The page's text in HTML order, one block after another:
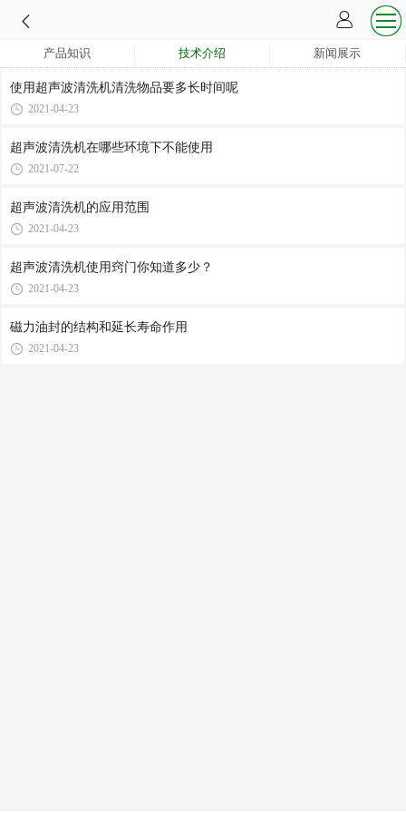
产品知识 技术介绍 新闻展示
使用超声波清洗机清洗物品要多长时间呢
2021-04-23
超声波清洗机在哪些环境下不能使用
2021-07-22
超声波清洗机的应用范围
2021-04-23
超声波清洗机使用窍门你知道多少？
2021-04-23
磁力油封的结构和延长寿命作用
2021-04-23